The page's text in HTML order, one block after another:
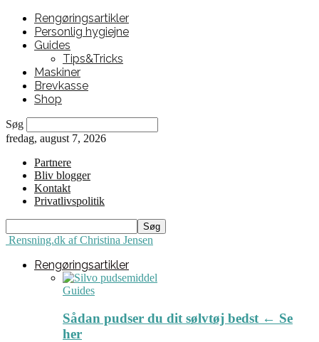
Rengøringsartikler
Personlig hygiejne
Guides
Tips&Tricks
Maskiner
Brevkasse
Shop
Søg
fredag, august 7, 2026
Partnere
Bliv blogger
Kontakt
Privatlivspolitik
Rensning.dk af Christina Jensen
Rengøringsartikler
Guides
Sådan pudser du dit sølvtøj bedst ← Se
her